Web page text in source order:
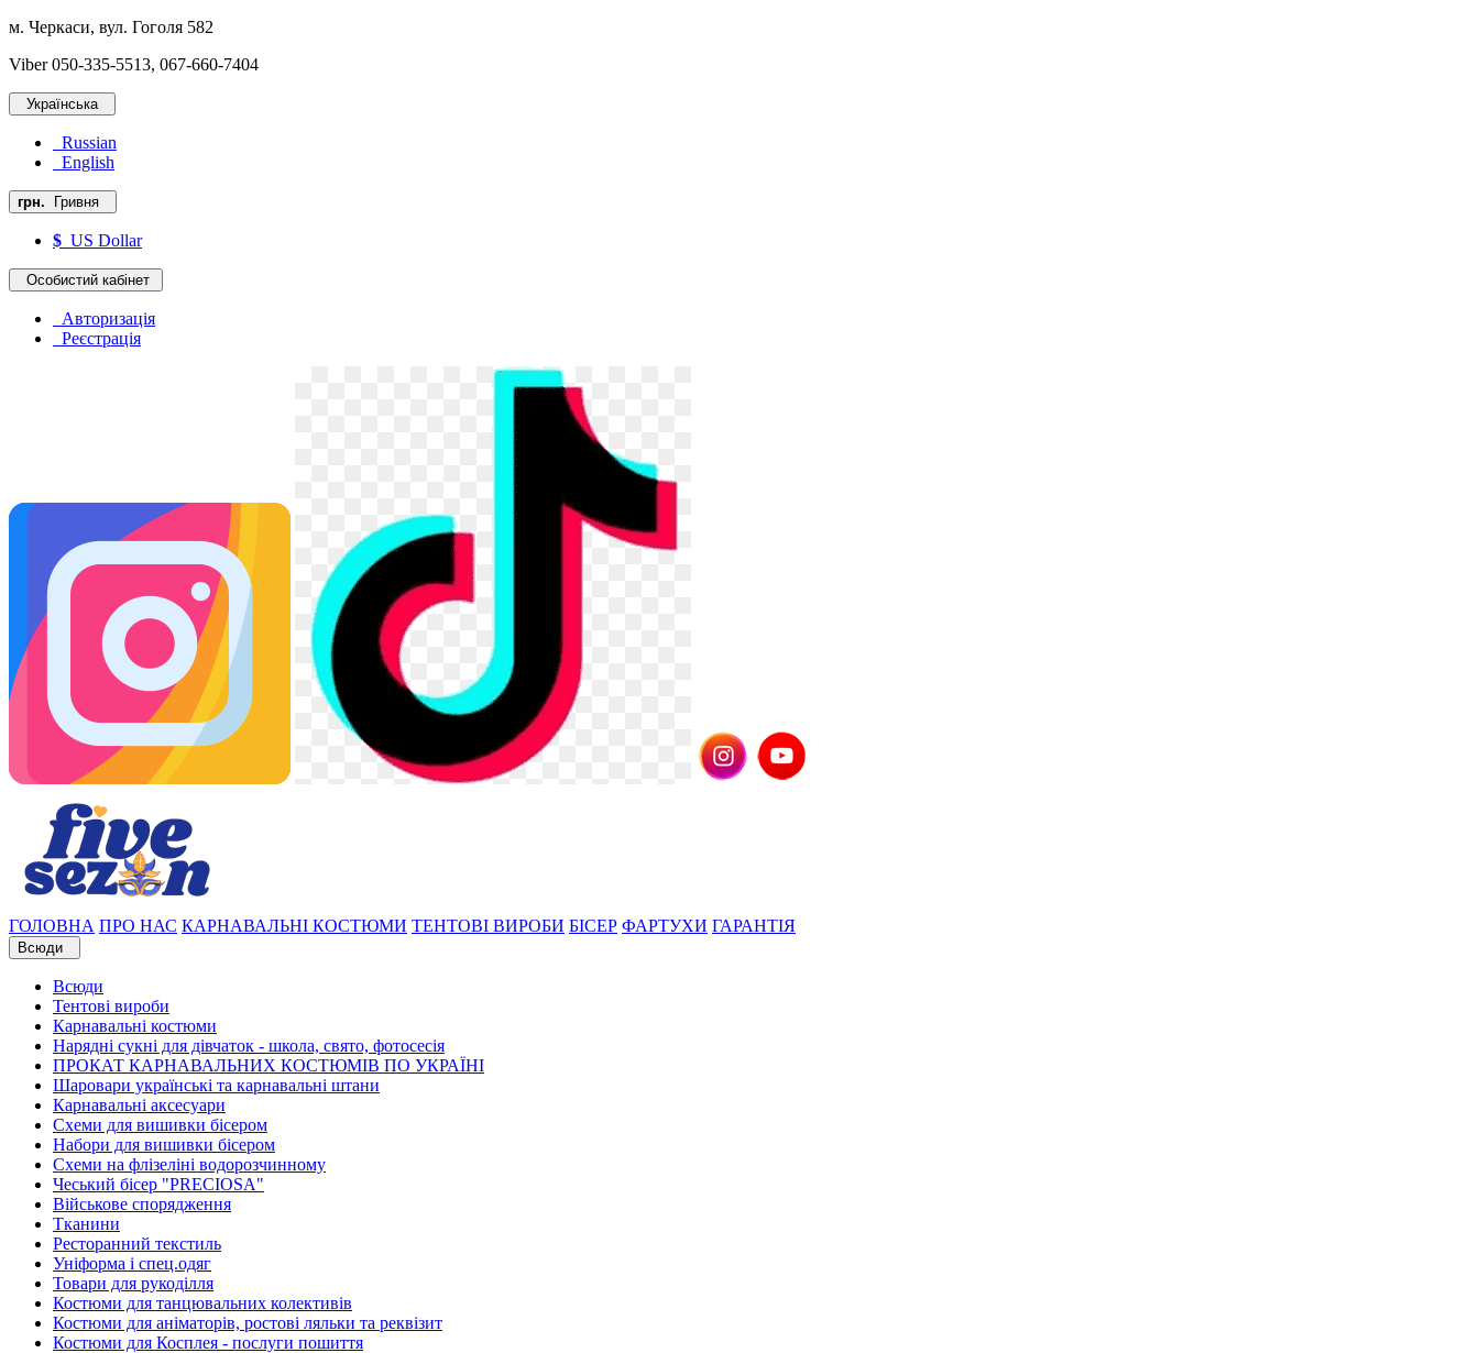
м. Черкаси, вул. Гоголя 582
Viber 050-335-5513, 067-660-7404
Українська
Russian
English
грн. Гривня
$ US Dollar
Особистий кабінет
Авторизація
Реєстрація
ГОЛОВНА ПРО НАС КАРНАВАЛЬНІ КОСТЮМИ ТЕНТОВІ ВИРОБИ БІСЕР ФАРТУХИ ГАРАНТІЯ
Всюди
Всюди
Тентові вироби
Карнавальні костюми
Нарядні сукні для дівчаток - школа, свято, фотосесія
ПРОКАТ КАРНАВАЛЬНИХ КОСТЮМІВ ПО УКРАЇНІ
Шаровари українські та карнавальні штани
Карнавальні аксесуари
Схеми для вишивки бісером
Набори для вишивки бісером
Схеми на флізеліні водорозчинному
Чеський бісер "PRECIOSA"
Військове спорядження
Тканини
Ресторанний текстиль
Уніформа і спец.одяг
Товари для рукоділля
Костюми для танцювальних колективів
Костюми для аніматорів, ростові ляльки та реквізит
Костюми для Косплея - послуги пошиття